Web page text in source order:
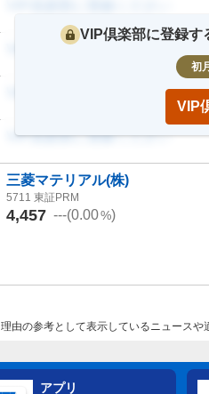
VIP倶楽部に登録ください
VIP倶楽部に登録ください
VIP倶楽部に登録ください
三菱マテリアル(株)
5711 東証PRM
4,457 ---(0.00%)
VIP倶楽部に登録す
初
VIP
由の参考として表示しているニュースや
アプリ